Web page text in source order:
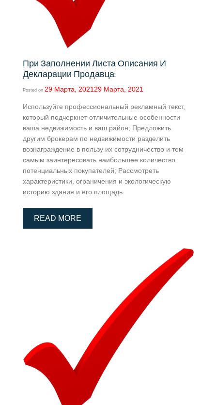
При Заполнении Листа Описания И
Декларации Продавца:
Posted on 29 Марта, 2021 29 Марта, 2021
Используйте профессиональный рекламный текст,
который подчеркнет отличительные особенности
ваша недвижимость и ваш район; Предложить
другим брокерам по недвижимости разделить
вознаграждение в пользу их сотрудничество и тем
самым заинтересовать наибольшее количество
потенциальных покупателей; Рассмотреть
характеристики, ограничения и экологическую
историю здания и его площадь.
READ MORE